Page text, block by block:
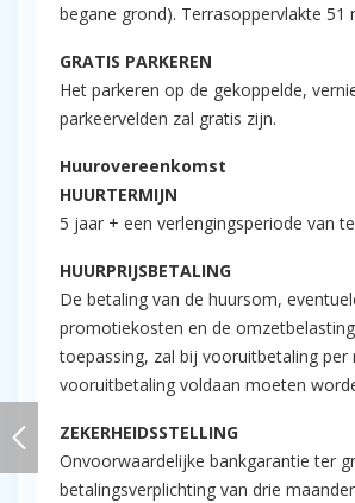
begane grond). Terrasoppervlakte 51
GRATIS PARKEREN
Het parkeren op de gekoppelde,
parkeervelden zal gratis zijn.
Huurovereenkomst
HUURTERMIJN
5 jaar + een verlengingsperiode van
HUURPRIJSBETALING
De betaling van de huursom,
promotiekosten en de
toepassing, zal bij vooruitbetaling per
vooruitbetaling voldaan moeten
ZEKERHEIDSSTELLING
Onvoorwaardelijke bankgarantie ter
betalingsverplichting van drie